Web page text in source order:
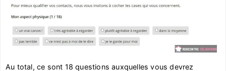
Au total, ce sont 18 questions auxquelles vous devrez